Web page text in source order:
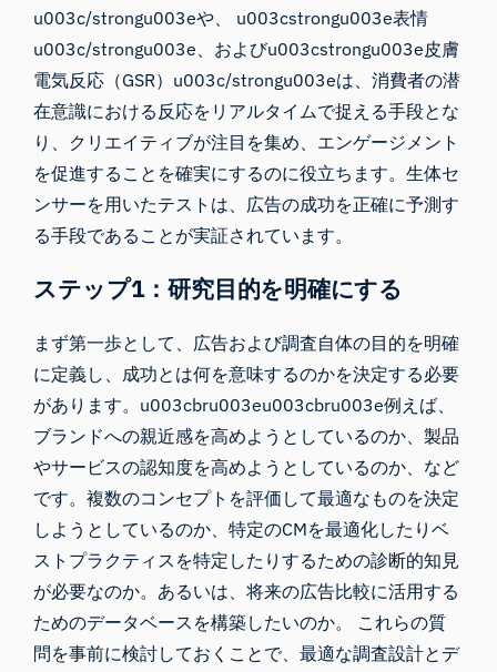
u003c/strongu003eや、 u003cstrongu003e表情
u003c/strongu003e、およびu003cstrongu003e皮膚
電気反応（GSR）u003c/strongu003eは、消費者の潜
在意識における反応をリアルタイムで捉える手段とな
り、クリエイティブが注目を集め、エンゲージメント
を促進することを確実にするのに役立ちます。生体セ
ンサーを用いたテストは、広告の成功を正確に予測す
る手段であることが実証されています。
ステップ1：研究目的を明確にする
まず第一歩として、広告および調査自体の目的を明確
に定義し、成功とは何を意味するのかを決定する必要
があります。u003cbru003eu003cbru003e例えば、
ブランドへの親近感を高めようとしているのか、製品
やサービスの認知度を高めようとしているのか、など
です。複数のコンセプトを評価して最適なものを決定
しようとしているのか、特定のCMを最適化したりベ
ストプラクティスを特定したりするための診断的知見
が必要なのか。あるいは、将来の広告比較に活用する
ためのデータベースを構築したいのか。 これらの質
問を事前に検討しておくことで、最適な調査設計とデ